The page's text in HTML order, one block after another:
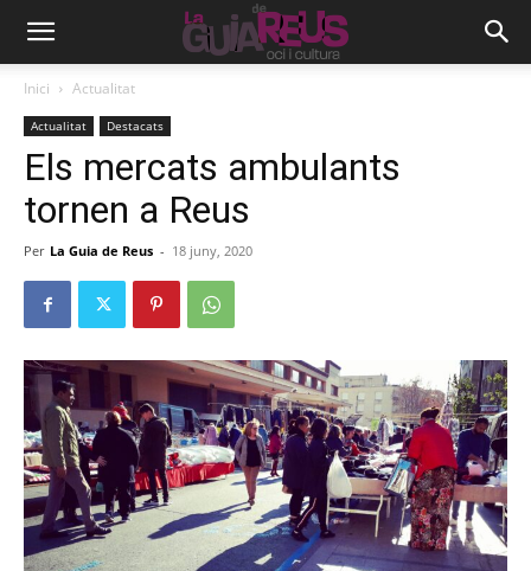
Inici Actualitat
Actualitat Destacats
Els mercats ambulants
tornen a Reus
Per La Guia de Reus - 18 juny, 2020